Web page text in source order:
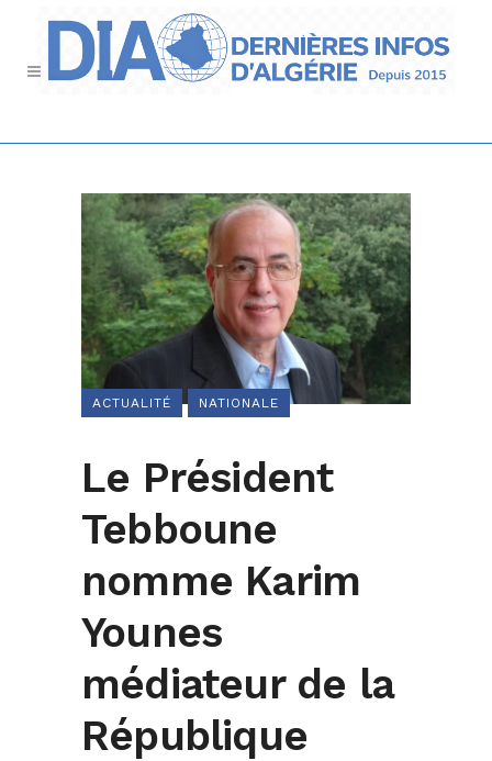
ACTUALITÉ NATIONALE
Le Président
Tebboune
nomme Karim
Younes
médiateur de la
République